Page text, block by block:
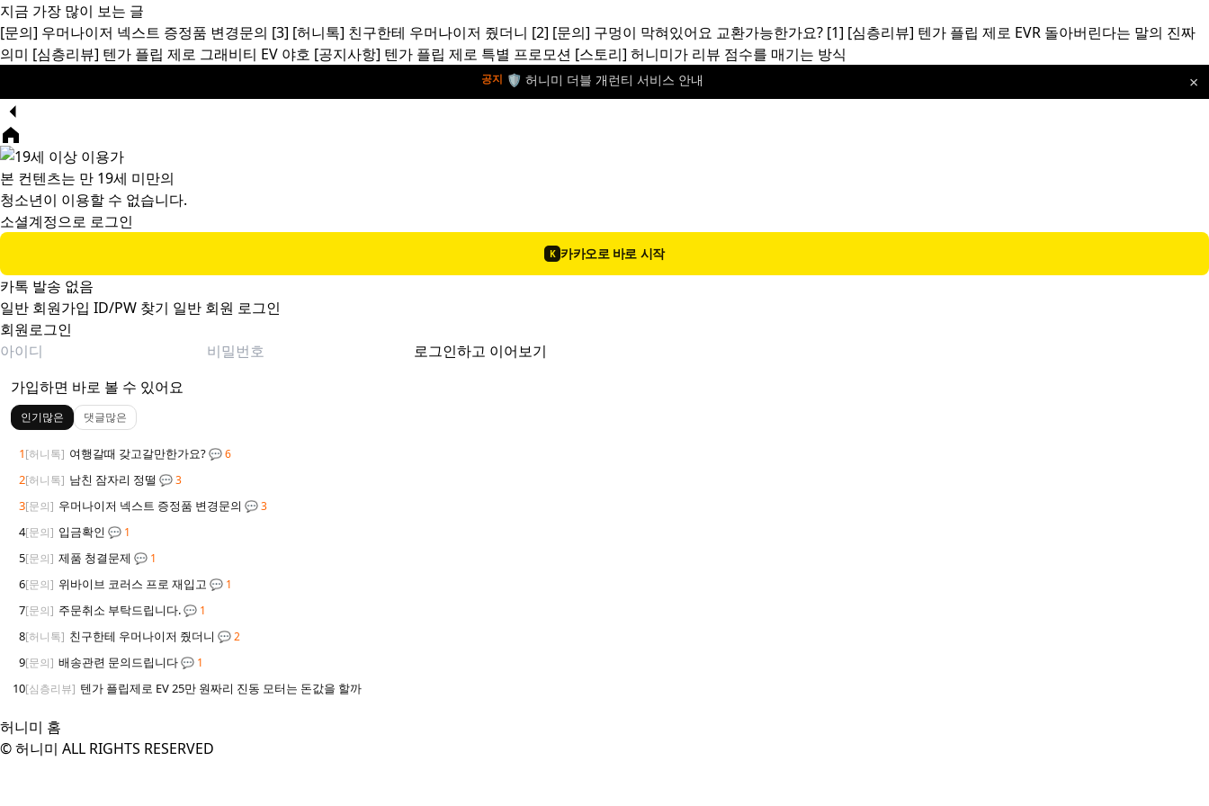
지금 가장 많이 보는 글
[문의] 우머나이저 넥스트 증정품 변경문의 [3] [허니톡] 친구한테 우머나이저 줬더니 [2] [문의] 구멍이 막혀있어요 교환가능한가요? [1] [심층리뷰] 텐가 플립 제로 EVR 돌아버린다는 말의 진짜
의미 [심층리뷰] 텐가 플립 제로 그래비티 EV 야호 [공지사항] 텐가 플립 제로 특별 프로모션 [스토리] 허니미가 리뷰 점수를 매기는 방식
공지 🛡️ 허니미 더블 개런티 서비스 안내
×
본 컨텐츠는 만 19세 미만의
청소년이 이용할 수 없습니다.
소셜계정으로 로그인
K 카카오로 바로 시작
카톡 발송 없음
일반 회원가입 ID/PW 찾기 일반 회원 로그인
회원로그인
로그인하고 이어보기
가입하면 바로 볼 수 있어요
인기많은 댓글많은
1[허니톡] 여행갈때 갖고갈만한가요?💬 6
2[허니톡] 남친 잠자리 정떨 💬 3
3[문의] 우머나이저 넥스트 증정품 변경문의 💬 3
4[문의] 입금확인 💬 1
5[문의] 제품 청결문제 💬 1
6[문의] 위바이브 코러스 프로 재입고 💬 1
7[문의] 주문취소 부탁드립니다.💬 1
8[허니톡] 친구한테 우머나이저 줬더니 💬 2
9[문의] 배송관련 문의드립니다💬 1
10[심층리뷰] 텐가 플립제로 EV 25만 원짜리 진동 모터는 돈값을 할까
허니미 홈
© 허니미 ALL RIGHTS RESERVED